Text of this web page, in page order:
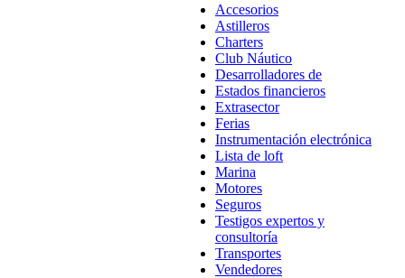
Accesorios
Astilleros
Charters
Club Náutico
Desarrolladores de
Estados financieros
Extrasector
Ferias
Instrumentación electrónica
Lista de loft
Marina
Motores
Seguros
Testigos expertos y
consultoría
Transportes
Vendedores